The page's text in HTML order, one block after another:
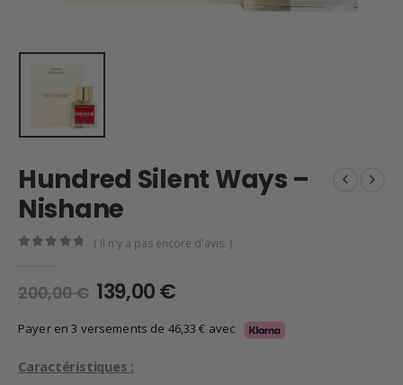
Hundred Silent Ways –
Nishane
( Il n'y a pas encore d'avis. )
200,00€ Le
prix
initial
200,00 €.
139,00€Le
actuel
Payer en 3 versements de 46,33€ avec
Caractéristiques :